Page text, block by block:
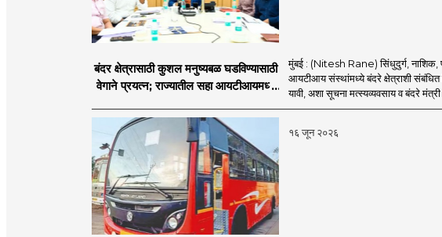
बंदर क्षेत्रासाठी कुशल मनुष्यबळ घडविण्यासाठी
वेगाने प्रयत्न; राज्यातील सहा आयटीआयमध्ये
मुंबई : (Nitesh Rane) सिंधुदुर्ग,
आयटीआय संस्थांमध्ये बंदरे क्षेत्राशी
यावी, अशा सूचना मत्स्यव्यवसाय व बंदरे
१६ जून २०२६